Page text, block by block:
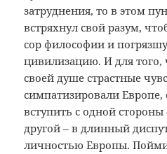
затруднения, то в этом
встряхнул свой разум,
сор философии и
цивилизацию. И для того,
своей душе страстные
симпатизировали
вступить с одной
другой – в длинный
личностью Европы.